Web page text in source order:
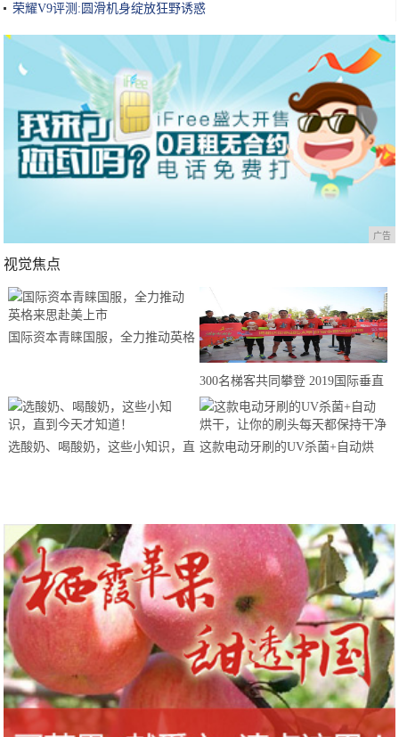
荣耀V9评测:圆滑机身绽放狂野诱惑
广告
视觉焦点
国际资本青睐国服，全力推动英格
300名梯客共同攀登 2019国际垂直
马拉松超级精英赛顺德海骏达中心
站欢乐开跑
选酸奶、喝酸奶，这些小知识，直 这款电动牙刷的UV杀菌+自动烘